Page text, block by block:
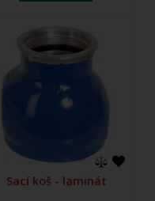
Sací koš - laminát